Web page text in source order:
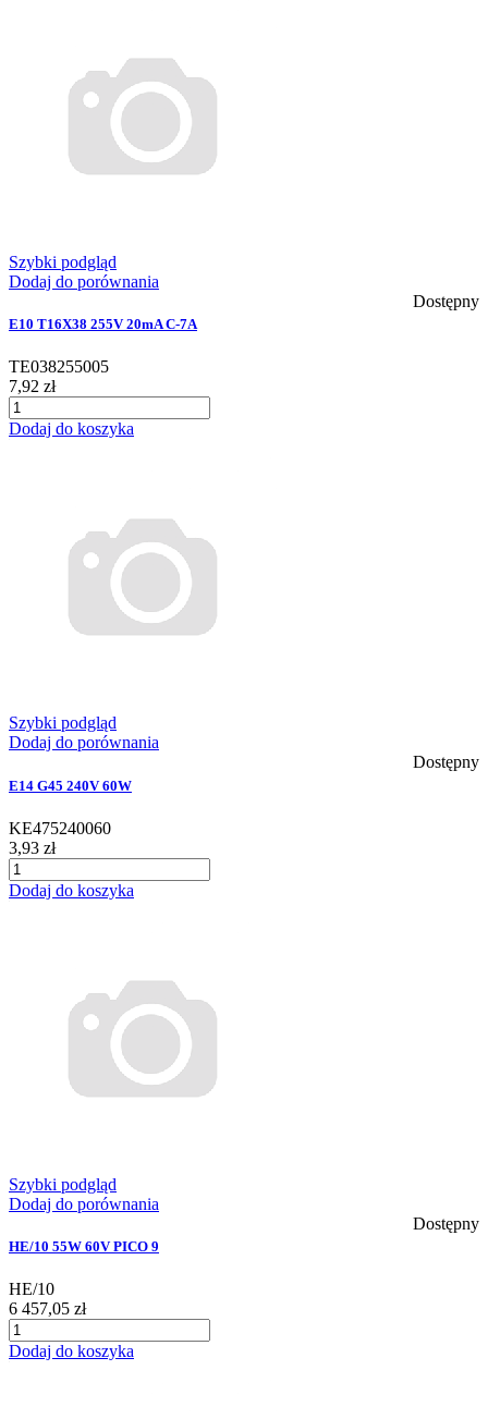
Szybki podgląd
Dodaj do porównania
Dostępny
E10 T16X38 255V 20mA C-7A
TE038255005
7,92 zł
Dodaj do koszyka
Szybki podgląd
Dodaj do porównania
Dostępny
E14 G45 240V 60W
KE475240060
3,93 zł
Dodaj do koszyka
Szybki podgląd
Dodaj do porównania
Dostępny
HE/10 55W 60V PICO 9
HE/10
6 457,05 zł
Dodaj do koszyka